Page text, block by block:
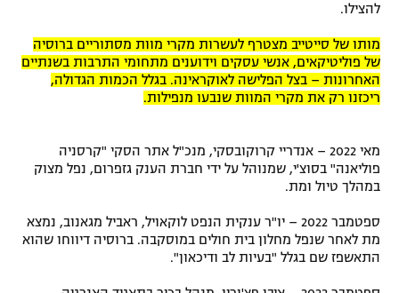
תגיות
להצילו.
מותו של סייטייב מצטרף לעשרות מקרי מוות מסתוריים ברוסיה
של פוליטיקאים, אנשי עסקים וידוענים מתחומי התרבות בשנתיים
האחרונות – בצל הפלישה לאוקראינה. בגלל הכמות הגדולה,
ריכזנו רק את מקרי המוות שנבעו מנפילות.
מאי 2022 – אנדריי קרוקובסקי, מנכ"ל אתר הסקי "קרסניה
פוליאנה" בסוצ'י, שמנוהל על ידי חברת הענק גזפרום, נפל מצוק
במהלך טיול ומת.
ספטמבר 2022 – יו"ר ענקית הנפט לוקאויל, ראביל מגאנוב, נמצא
מת לאחר שנפל מחלון בית חולים במוסקבה. ברוסיה דיווחו שהוא
התאשפז שם בגלל "בעיות לב ודיכאון".